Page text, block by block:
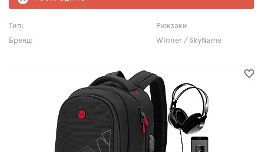
Тип:
Рюкзаки
Бренд:
Winner / SkyName